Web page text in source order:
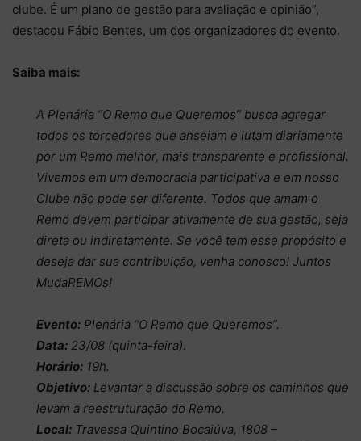
clube. É um plano de gestão para avaliação e opinião”,
destacou Fábio Bentes, um dos organizadores do evento.
Saiba mais:
A Plenária “O Remo que Queremos” busca agregar
todos os torcedores que anseiam e lutam diariamente
por um Remo melhor, mais transparente e profissional.
Vivemos em um democracia participativa e em nosso
Clube não pode ser diferente. Todos que amam o
Remo devem participar ativamente de sua gestão, seja
direta ou indiretamente. Se você tem esse propósito e
deseja dar sua contribuição, venha conosco! Juntos
MudaREMOs!
Evento: Plenária “O Remo que Queremos”.
Data: 23/08 (quinta-feira).
Horário: 19h.
Objetivo: Levantar a discussão sobre os caminhos que
levam a reestruturação do Remo.
Local: Travessa Quintino Bocaiúva, 1808 –